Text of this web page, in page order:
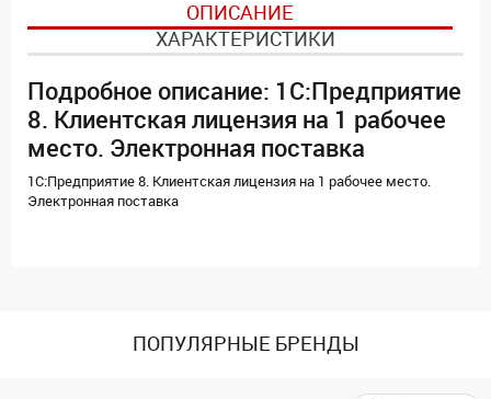
ОПИСАНИЕ
ХАРАКТЕРИСТИКИ
Подробное описание: 1С:Предприятие
8. Клиентская лицензия на 1 рабочее
место. Электронная поставка
1С:Предприятие 8. Клиентская лицензия на 1 рабочее место.
Электронная поставка
ПОПУЛЯРНЫЕ БРЕНДЫ